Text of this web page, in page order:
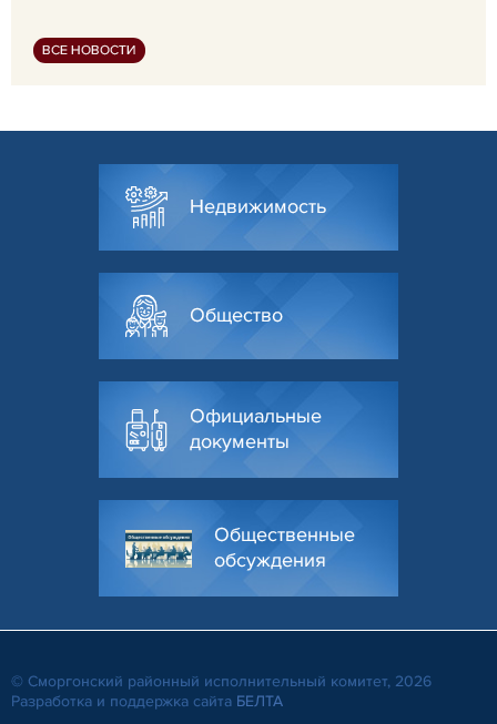
ВСЕ НОВОСТИ
Недвижимость
Общество
Официальные
документы
Общественные
обсуждения
© Сморгонский районный исполнительный комитет, 2026
Разработка и поддержка сайта БЕЛТА